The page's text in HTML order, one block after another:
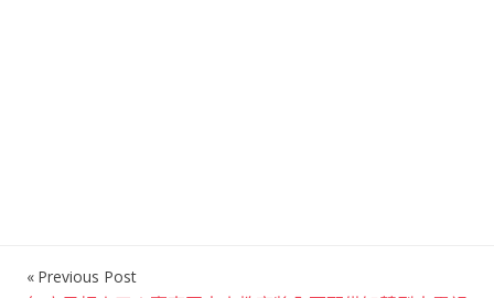
文Previous Post